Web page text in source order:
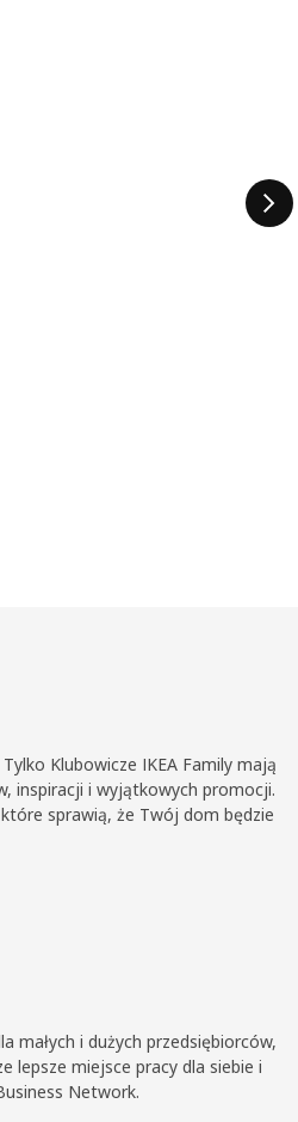
Klubowicze IKEA Family mają
inspiracji i wyjątkowych promocji.
sprawią, że Twój dom będzie
małych i dużych przedsiębiorców,
lepsze miejsce pracy dla siebie i
Network.